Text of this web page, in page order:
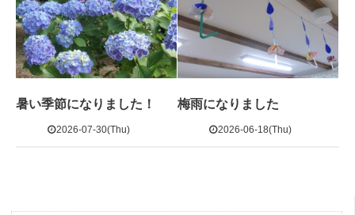
暑い季節になりました！
2026-07-30(Thu)
梅雨になりました
2026-06-18(Thu)